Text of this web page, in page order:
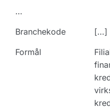
…
Branchekode
[…]
Formål